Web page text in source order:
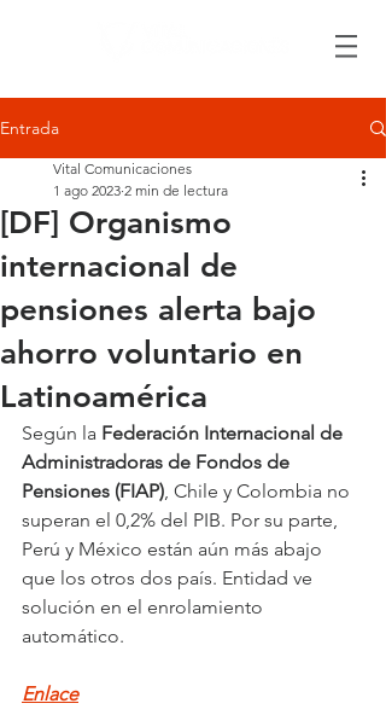
Entrada
[DF] Organismo
internacional de
pensiones alerta bajo
ahorro voluntario en
Latinoamérica
Vital Comunicaciones
1 ago 2023 2 min de lectura
Según la Federación Internacional de
Administradoras de Fondos de
Pensiones (FIAP), Chile y Colombia no
superan el 0,2% del PIB. Por su parte,
Perú y México están aún más abajo
que los otros dos país. Entidad ve
solución en el enrolamiento
automático.
Enlace